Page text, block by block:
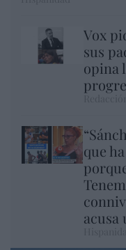
Vox
sus
opina
que
acusa